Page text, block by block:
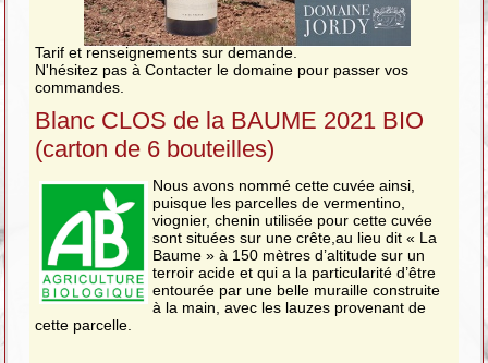
Tarif et renseignements sur demande.
N'hésitez pas à Contacter le domaine pour passer vos
commandes.
Blanc CLOS de la BAUME 2021 BIO
(carton de 6 bouteilles)
Nous avons nommé cette cuvée ainsi,
puisque les parcelles de vermentino,
viognier, chenin utilisée pour cette cuvée
sont situées sur une crête,au lieu dit « La
Baume » à 150 mètres d’altitude sur un
terroir acide et qui a la particularité d’être
entourée par une belle muraille construite
à la main, avec les lauzes provenant de
cette parcelle.